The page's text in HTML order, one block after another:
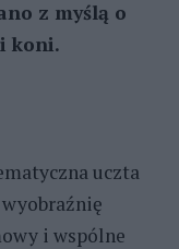
z myślą o
koni.
uczta
i wspólne